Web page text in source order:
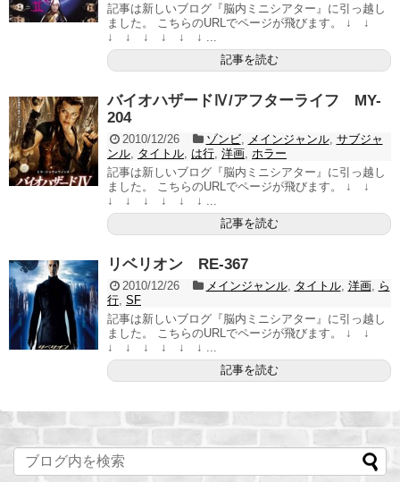
記事は新しいブログ『脳内ミニシアター』に引っ越し
ました。 こちらのURLでページが飛びます。 ↓ ↓
↓ ↓ ↓ ↓ ↓ ↓ ...
記事を読む
バイオハザードⅣ/アフターライフ MY-
204
2010/12/26 ゾンビ, メインジャンル, サブジャ
ンル タイトル は行 洋画 ホラー
記事は新しいブログ『脳内ミニシアター』に引っ越し
ました。 こちらのURLでページが飛びます。 ↓ ↓
↓ ↓ ↓ ↓ ↓ ↓ ...
記事を読む
リベリオン RE-367
2010/12/26 メインジャンル, タイトル, 洋画,
ら
行 SF
記事は新しいブログ『脳内ミニシアター』に引っ越し
ました。 こちらのURLでページが飛びます。 ↓ ↓
↓ ↓ ↓ ↓ ↓ ↓ ...
記事を読む